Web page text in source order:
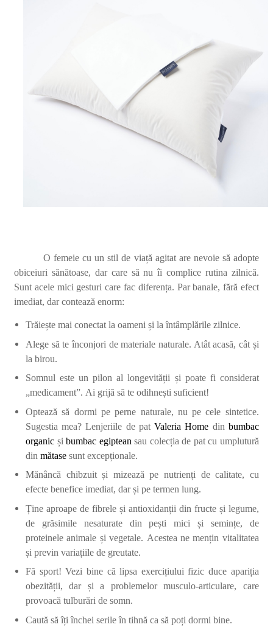
O femeie cu un stil de viață agitat are nevoie să adopte
obiceiuri sănătoase, dar care să nu îi complice rutina zilnică.
Sunt acele mici gesturi care fac diferența. Par banale, fără efect
imediat, dar contează enorm:
Trăiește mai conectat la oameni și la întâmplările zilnice.
Alege să te înconjori de materiale naturale. Atât acasă, cât și
la birou.
Somnul este un pilon al longevității și poate fi considerat
„medicament”. Ai grijă să te odihnești suficient!
Optează să dormi pe perne naturale, nu pe cele sintetice.
Sugestia mea? Lenjeriile de patValeria Home din bumbac
organic și bumbac egiptean sau colecția de pat cu umplutură
din mătasesunt excepționale.
Mănâncă chibzuit și mizează pe nutrienți de calitate, cu
efecte benefice imediat, dar și pe termen lung.
Ține aproape de fibrele și antioxidanții din fructe și legume,
de grăsimile nesaturate din pești mici și semințe, de
proteinele animale și vegetale. Acestea ne mențin vitalitatea
și previn variațiile de greutate.
Fă sport! Vezi bine că lipsa exercițiului fizic duce apariția
obezității, dar și a problemelor musculo-articulare, care
provoacă tulburări de somn.
Caută să îți închei serile în tihnă ca să poți dormi bine.